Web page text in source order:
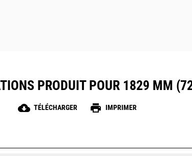
PRODUIT POUR 1829 MM
cloud_download TÉLÉCHARGER print IMPRIMER